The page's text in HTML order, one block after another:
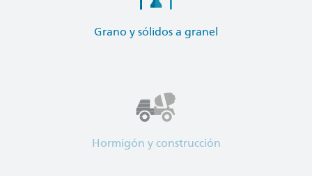
Grano y sólidos a granel
Hormigón y construcción